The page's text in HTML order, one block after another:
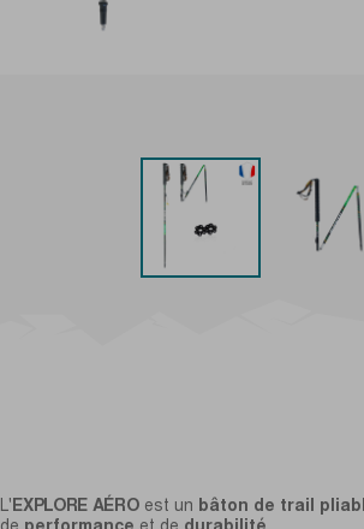
L'EXPLORE AÉROest un bâton de trail